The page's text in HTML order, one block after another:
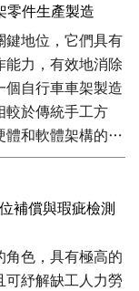
無序性與不會隨
個能直接從點雲
可用同一個網路
所團隊推出研磨拋
解決方案，並在
例:研磨周邊系
波3D深度學習浪
共創新頁。
零件生產製造
鍵地位，它們具有
能力，有效地消除
個自行車車架製造
較於傳統手工方
體和軟體架構的整
陷檢測和AE信號
，YOLOv7的缺
。這項研究不僅
各種製造應用中
補償與瑕疵檢測
角色，具有極高的
可紓解缺工人力勞